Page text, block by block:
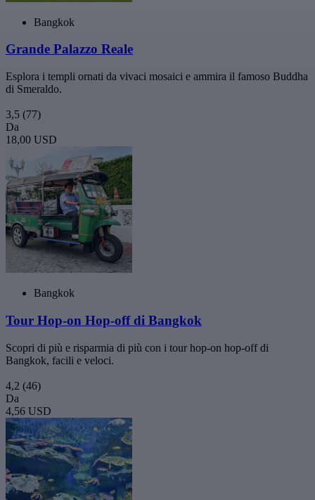
Bangkok
Grande Palazzo Reale
Esplora i templi ornati da vivaci mosaici e ammira il famoso Buddha
di Smeraldo.
3,5 (77)
Da
18,00 USD
Bangkok
Tour Hop-on Hop-off di Bangkok
Scopri di più e risparmia di più con i tour hop-on hop-off di
Bangkok, facili e veloci.
4,2 (46)
Da
4,56 USD